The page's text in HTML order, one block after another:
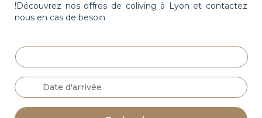
!Découvrez nos offres de coliving à Lyon et contactez
nous en cas de besoin
Choix
ville
Date
d'arrivée